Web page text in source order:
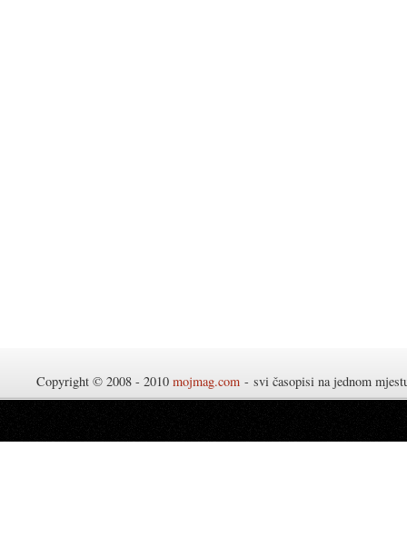
Copyright © 2008 - 2010 mojmag.com - svi časopisi na jednom